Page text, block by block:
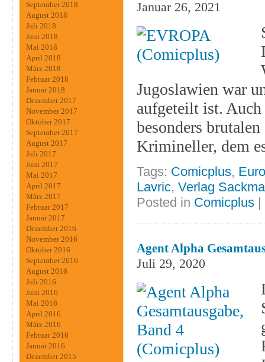
September 2018
August 2018
Juli 2018
Juni 2018
Mai 2018
April 2018
März 2018
Februar 2018
Januar 2018
Dezember 2017
November 2017
Oktober 2017
September 2017
August 2017
Juli 2017
Juni 2017
Mai 2017
April 2017
März 2017
Februar 2017
Januar 2017
Dezember 2016
November 2016
Oktober 2016
September 2016
August 2016
Juli 2016
Juni 2016
Mai 2016
April 2016
März 2016
Februar 2016
Januar 2016
Dezember 2015
Januar 26, 2021
Jugoslawien war
aufgeteilt ist.
besonders
Krimineller, dem
Tags: Comicplus,
Lavric, Verlag
Posted in Comicplus
Agent Alpha
Juli 29, 2020